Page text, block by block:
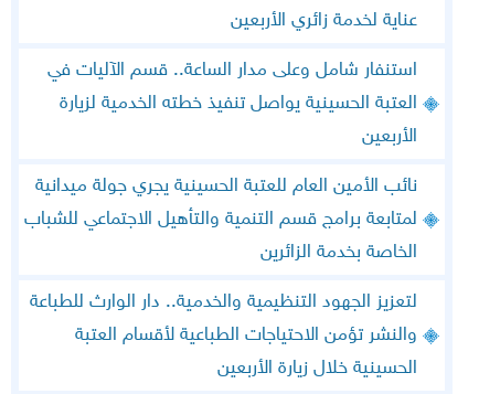
عناية لخدمة زائري الأربعين
استنفار شامل وعلى مدار الساعة.. قسم الآليات في
العتبة الحسينية يواصل تنفيذ خطته الخدمية لزيارة
الأربعين
نائب الأمين العام للعتبة الحسينية يجري جولة ميدانية
لمتابعة برامج قسم التنمية والتأهيل الاجتماعي للشباب
الخاصة بخدمة الزائرين
لتعزيز الجهود التنظيمية والخدمية.. دار الوارث للطباعة
والنشر تؤمن الاحتياجات الطباعية لأقسام العتبة
الحسينية خلال زيارة الأربعين